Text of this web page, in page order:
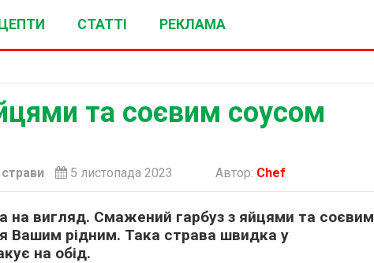
СТАТТІ РЕКЛАМА
та соєвим соусом
страви 5 листопада 2023 Автор: Chef
на вигляд. Смажений гарбуз з яйцями та соєвим
Вашим рідним. Така страва швидка у
на обід.